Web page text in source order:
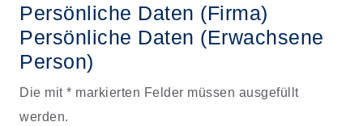
Persönliche Daten (Firma)
Persönliche Daten (Erwachsene
Person)
Die mit * markierten Felder müssen ausgefüllt
werden.